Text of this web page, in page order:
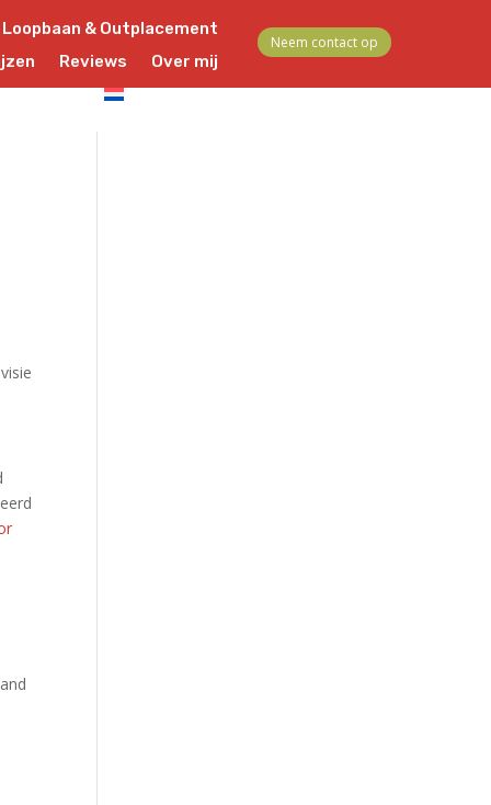
Loopbaan & Outplacement
Reviews
Over mij
Contact
Nederlands
Neem contact op